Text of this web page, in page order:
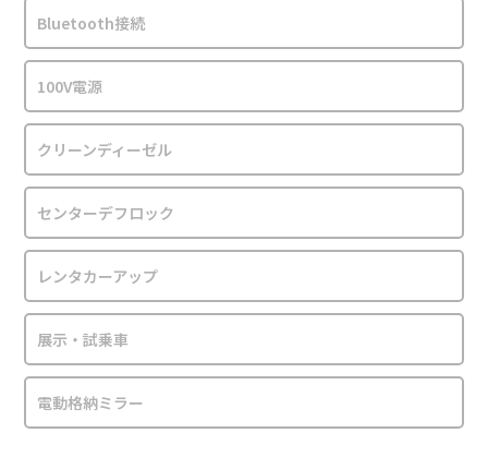
Bluetooth接続
100V電源
クリーンディーゼル
センターデフロック
レンタカーアップ
展示・試乗車
電動格納ミラー